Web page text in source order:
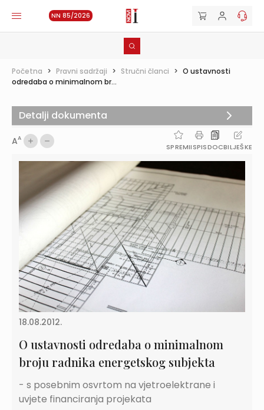
NN 85/2026
Početna > Pravni sadržaji > Stručni članci > O ustavnosti
odredaba o minimalnom br...
AA
SPREMIISPISDOCBILJEŠKE
18.08.2012.
O ustavnosti odredaba o minimalnom
broju radnika energetskog subjekta
- s posebnim osvrtom na vjetroelektrane i
uvjete financiranja projekata
Detalji dokumenta